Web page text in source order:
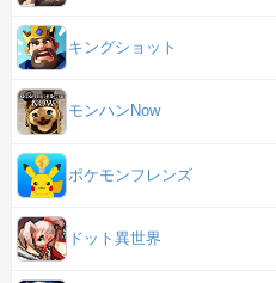
キングショット
モンハンNow
ポケモンフレンズ
ドット異世界